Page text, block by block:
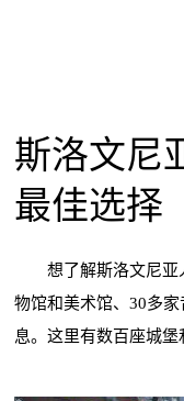
斯洛文
最佳选择
想了解斯洛文尼亚
物馆和美术馆、30多
息。这里有数百座城堡